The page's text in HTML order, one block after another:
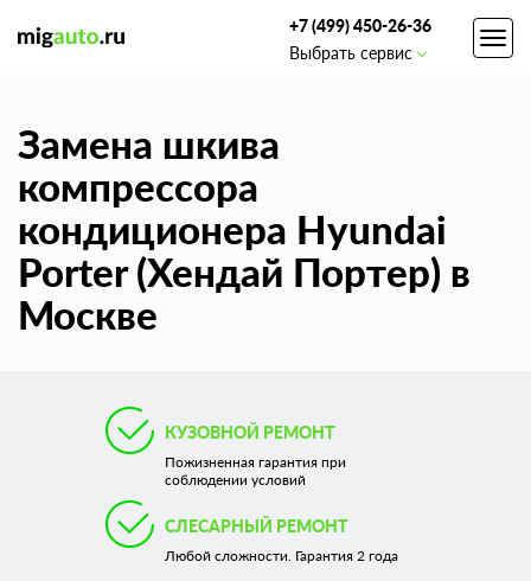
+7 (499) 450-26-36
Выбрать сервис
Замена шкива
компрессора
кондиционера Hyundai
Porter (Хендай Портер) в
Москве
КУЗОВНОЙ РЕМОНТ
Пожизненная гарантия при
соблюдении условий
СЛЕСАРНЫЙ РЕМОНТ
Любой сложности. Гарантия 2 года